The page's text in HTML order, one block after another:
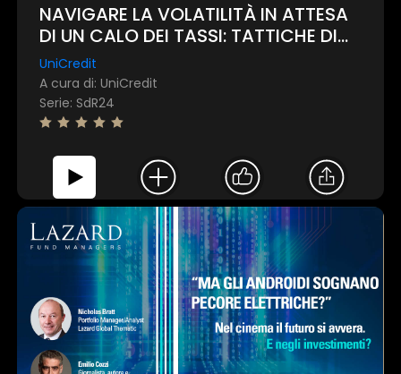
NAVIGARE LA VOLATILITÀ IN ATTESA
DI UN CALO DEI TASSI: TATTICHE DI
INVESTIMENTO PER CONSULENTI
FINANZIARI
UniCredit
A cura di: UniCredit
Serie: SdR24